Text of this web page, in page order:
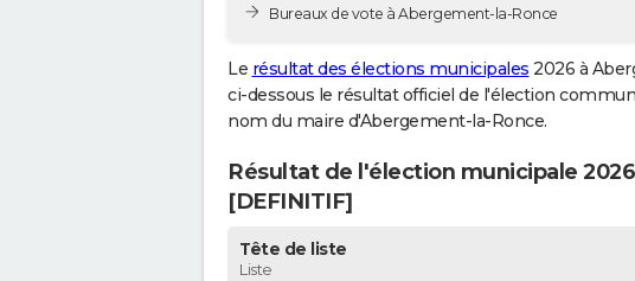
Bureaux de vote à Abergement-la-Ronce
Le résultat des élections municipales 2026 à
ci-dessous le résultat officiel de l'élection
nom du maire d'Abergement-la-Ronce.
Résultat de l'élection municipale
[DEFINITIF]
Tête de liste
Liste